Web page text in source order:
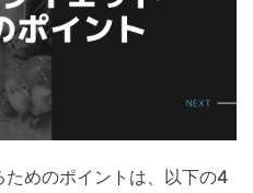
めのポイントは、以下の4